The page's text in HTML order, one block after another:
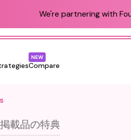
We're partnering with
Compare
NEW
載品の特典